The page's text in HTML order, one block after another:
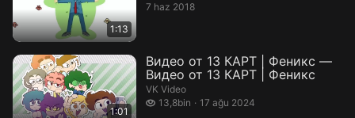
1:13
7 haz 2018
1:01
Видео от 13 КАРТ | Феникс —
Видео от 13 КАРТ | Феникс
VK Video
13,8bin
13,8 bin izleme17 ağu 2024